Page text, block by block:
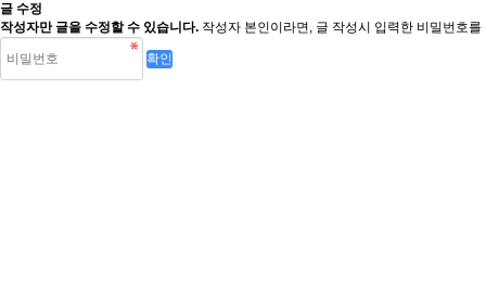
글 수정
작성자만 글을 수정할 수 있습니다. 작성자 본인이라면, 글 작성시 입력한 비밀번호